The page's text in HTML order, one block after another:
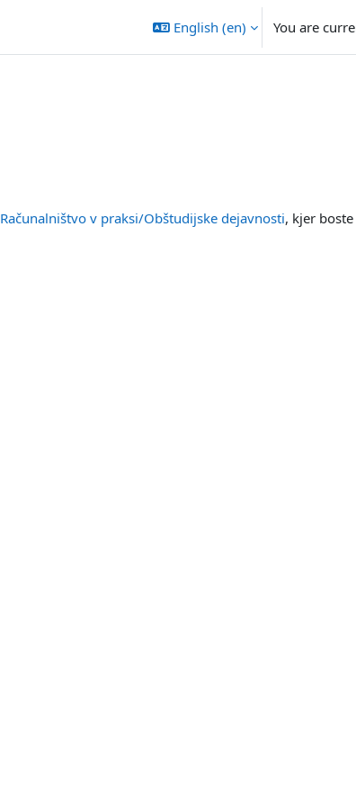
English ‎(en)‎ You are
Računalništvo v praksi/Obštudijske dejavnosti, kjer